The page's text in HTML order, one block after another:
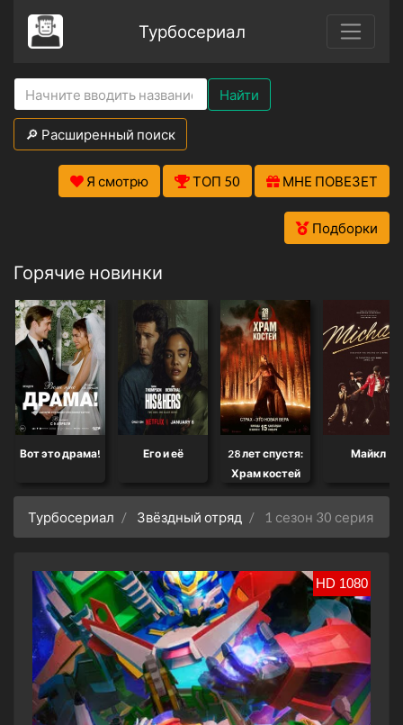
Турбосериал
Найти
🔎 Расширенный поиск
Я смотрю ТОП 50 МНЕ ПОВЕЗЕТ
Подборки
Горячие новинки
Вот это драма! Его и её
28 лет спустя:
Храм костей
Майкл
Турбосериал Звёздный отряд 1 сезон 30 серия
HD 1080